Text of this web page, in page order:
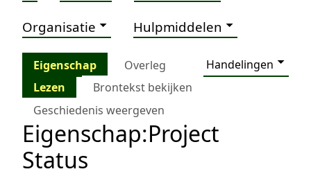
Organisatie Hulpmiddelen
Eigenschap Overleg
Handelingen
Lezen
Brontekst bekijken
Geschiedenis weergeven
Eigenschap:Project
Status